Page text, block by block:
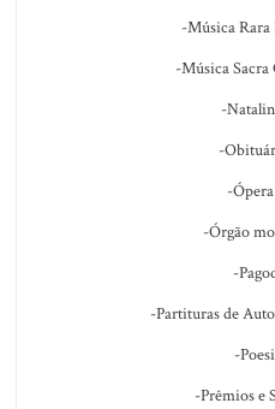
-Música
-Música
-
-
-Ópera
-Órgão
-
-Partituras de
-
-Prêmios e